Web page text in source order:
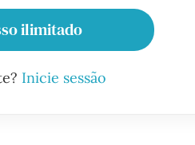
ilimitado
Inicie sessão